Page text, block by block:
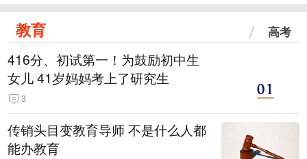
教育 高考
416分、初试第一！为鼓励初中生
女儿 41岁妈妈考上了研究生
3
传销头目变教育导师 不是什么人都
能办教育